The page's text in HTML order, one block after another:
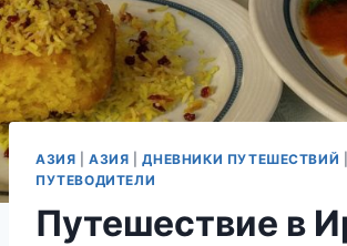
АЗИЯ |АЗИЯ |ДНЕВНИКИ ПУТЕШЕСТВИЙ
ПУТЕВОДИТЕЛИ
Путешествие в